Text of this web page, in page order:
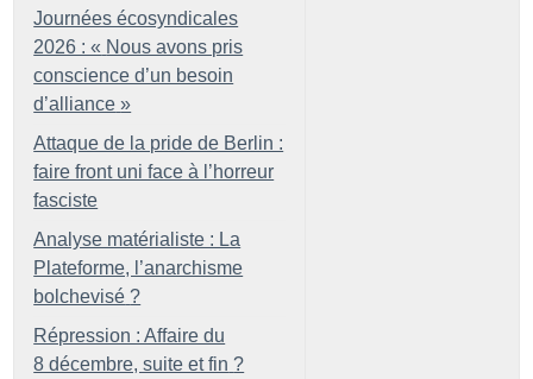
Journées écosyndicales
2026 : « Nous avons pris
conscience d’un besoin
d’alliance »
Attaque de la pride de Berlin :
faire front uni face à l’horreur
fasciste
Analyse matérialiste : La
Plateforme, l’anarchisme
bolchevisé ?
Répression : Affaire du
8 décembre, suite et fin ?